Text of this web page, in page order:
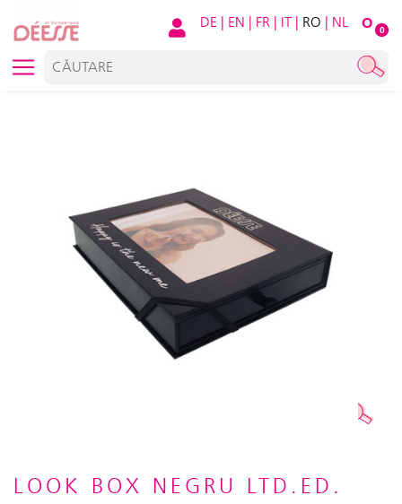
O 0
DE | EN | FR | IT | RO | NL
LOOK BOX NEGRU LTD.ED.